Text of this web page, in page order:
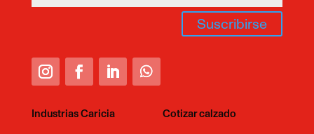
Industrias Caricia Cotizar calzado
Suscribirse